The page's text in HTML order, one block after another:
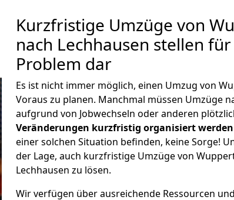
Kurzfristige Umzüge von
nach Lechhausen stellen
Problem dar
Es ist nicht immer möglich, einen Umzug von
Voraus zu planen. Manchmal müssen Umzüge
aufgrund von Jobwechseln oder anderen
Veränderungen kurzfristig organisiert werden
einer solchen Situation befinden, keine Sorge!
der Lage, auch kurzfristige Umzüge von
Lechhausen zu lösen.
Wir verfügen über ausreichende Ressourcen